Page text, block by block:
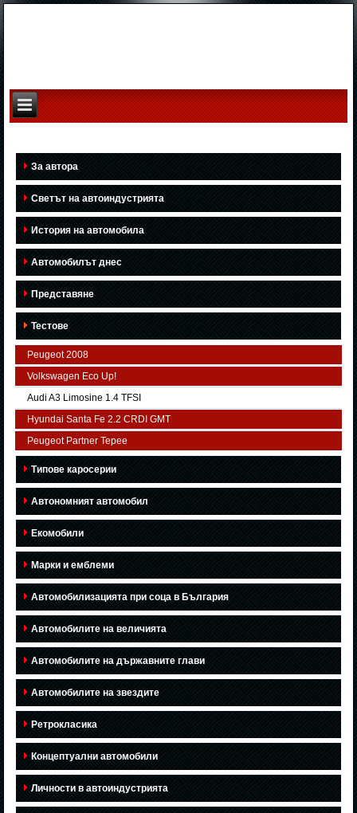
За автора
Светът на автоиндустрията
История на автомобила
Автомобилът днес
Представяне
Тестове
Peugeot 2008
Volkswagen Eco Up!
Audi A3 Limosine 1.4 TFSI
Hyundai Santa Fe 2.2 CRDI GMT
Peugeot Partner Tepee
Типове каросерии
Автономният автомобил
Екомобили
Марки и емблеми
Автомобилизацията при соца в България
Автомобилите на величията
Автомобилите на държавните глави
Автомобилите на звездите
Ретрокласика
Концептуални автомобили
Личности в автоиндустрията